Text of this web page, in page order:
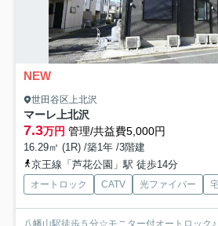
NEW
世田谷区上北沢
マーレ上北沢
7.3万円 管理/共益費5,000円
16.29㎡ (1R) /築1年 /3階建
京王線「芦花公園」駅 徒歩14分
オートロック CATV 光ファイバー
八幡山駅徒歩５分☆モニター付オートロック